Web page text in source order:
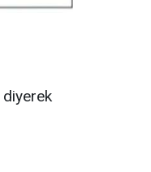
diyerek